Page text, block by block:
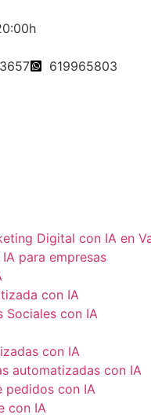
619965803
Digital con IA en
para empresas
con IA
Sociales con IA
con IA
automatizadas con IA
pedidos con IA
con IA